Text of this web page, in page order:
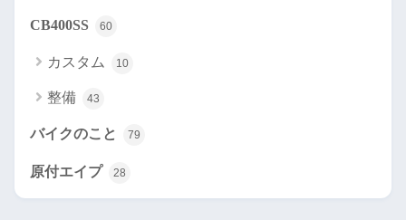
CB400SS 60
カスタム 10
整備 43
バイクのこと 79
原付エイプ 28